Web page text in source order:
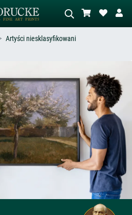
Opisz scenę – np. zielona łąka,
abstrakcja z czerwienią, ciemny olej,
stojący akt obok drzewa.
Artyści niesklasyfikowani